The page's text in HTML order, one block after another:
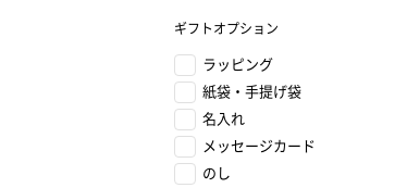
ギフトオプション
ラッピング
紙袋・手提げ袋
名入れ
メッセージカード
のし